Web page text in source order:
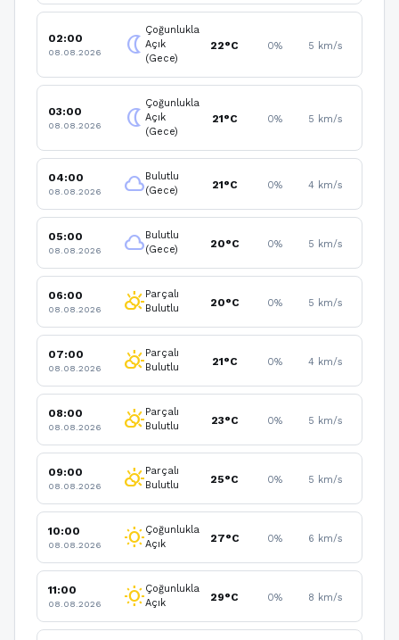
02:00
08.08.2026 nightlight
Çoğunlukla
Açık
(Gece)
22°C 0% 5 km/s
03:00
08.08.2026 nightlight
Çoğunlukla
Açık
(Gece)
21°C 0% 5 km/s
04:00
08.08.2026 cloudBulutlu
(Gece)
21°C 0% 4 km/s
05:00
08.08.2026 cloudBulutlu
(Gece)
20°C 0% 5 km/s
06:00
08.08.2026 partly_cloudy_dayParçalı
Bulutlu
20°C 0% 5 km/s
07:00
08.08.2026 partly_cloudy_dayParçalı
Bulutlu
21°C 0% 4 km/s
08:00
08.08.2026 partly_cloudy_dayParçalı
Bulutlu
23°C 0% 5 km/s
09:00
08.08.2026 partly_cloudy_dayParçalı
Bulutlu
25°C 0% 5 km/s
10:00
08.08.2026 wb_sunnyÇoğunlukla
Açık
27°C 0% 6 km/s
11:00
08.08.2026 wb_sunnyÇoğunlukla
Açık
29°C 0% 8 km/s